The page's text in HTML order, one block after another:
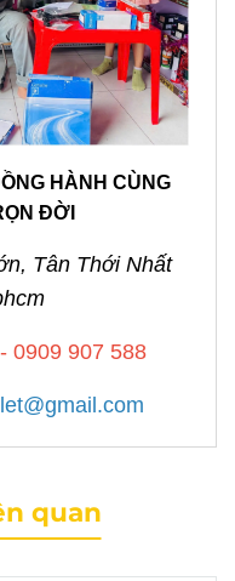
HÀNH CÙNG
ĐỜI
Tân Thới Nhất
0909 907 588
quan